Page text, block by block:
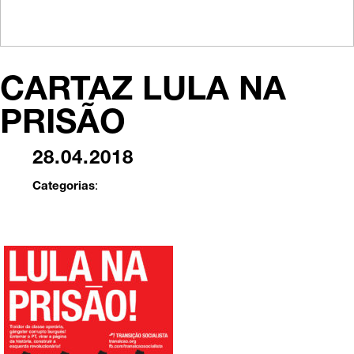
CARTAZ LULA NA
PRISÃO
28.04.2018
Categorias: